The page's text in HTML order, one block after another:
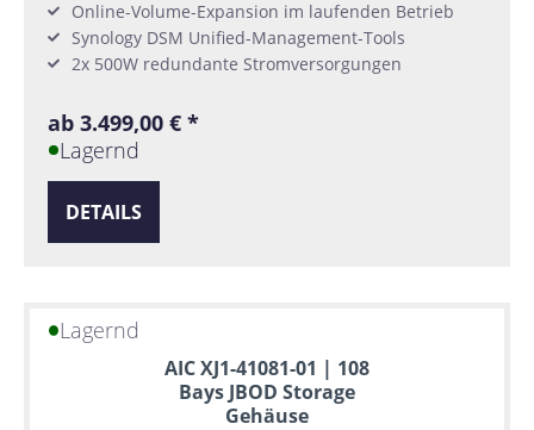
Online-Volume-Expansion im laufenden Betrieb
Synology DSM Unified-Management-Tools
2x 500W redundante Stromversorgungen
ab 3.499,00 € *
Lagernd
DETAILS
Lagernd
AIC XJ1-41081-01 | 108
Bays JBOD Storage
Gehäuse